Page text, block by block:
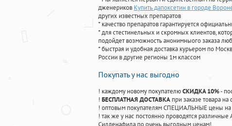
дженериков Купить дапоксетин в городе
других известных препаратов
* качество препаратов гарантируется
* для стестинельных и скромных клиентов,
подойдет возможность анонимныого заказа
* быстрая и удобная доставка курьером по
России в другие регионы 1м классом
Покупать у нас выгодно
! каждому новому покупателюСКИДКА 10%-
! БЕСПЛАТНАЯ ДОСТАВКА при заказе товара
! оптовым покупателям СПЕЦИАЛЬНЫЕ цены на
! так же у нас постоянно проводятся